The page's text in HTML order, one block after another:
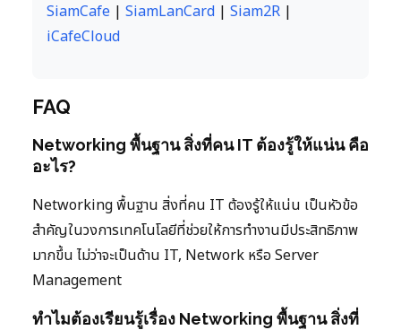
SiamCafe | SiamLanCard | Siam2R |
iCafeCloud
FAQ
Networking พื้นฐาน สิ่งที่คน IT ต้องรู้ให้แน่น คือ
อะไร?
Networking พื้นฐาน สิ่งที่คน IT ต้องรู้ให้แน่น เป็นหัวข้อ
สำคัญในวงการเทคโนโลยีที่ช่วยให้การทำงานมีประสิทธิภาพ
มากขึ้น ไม่ว่าจะเป็นด้าน IT, Network หรือ Server
Management
ทำไมต้องเรียนรู้เรื่อง Networking พื้นฐาน สิ่งที่